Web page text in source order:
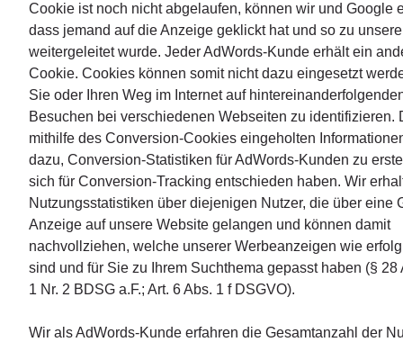
Cookie ist noch nicht abgelaufen, können wir und Google
dass jemand auf die Anzeige geklickt hat und so zu
weitergeleitet wurde. Jeder AdWords-Kunde erhält ein
Cookie. Cookies können somit nicht dazu eingesetzt
Sie oder Ihren Weg im Internet auf
Besuchen bei verschiedenen Webseiten zu identifizieren.
mithilfe des Conversion-Cookies eingeholten
dazu, Conversion-Statistiken für AdWords-Kunden zu
sich für Conversion-Tracking entschieden haben. Wir
Nutzungsstatistiken über diejenigen Nutzer, die über eine
Anzeige auf unsere Website gelangen und können damit
nachvollziehen, welche unserer Werbeanzeigen wie
sind und für Sie zu Ihrem Suchthema gepasst haben (§ 28
1 Nr. 2 BDSG a.F.; Art. 6 Abs. 1 f DSGVO).
Wir als AdWords-Kunde erfahren die Gesamtanzahl der